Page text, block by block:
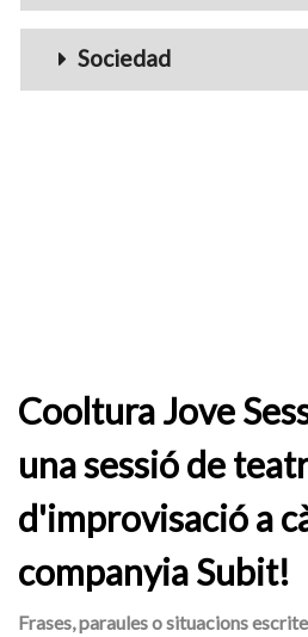
Sociedad
Cooltura Jove
una sessió de
d'improvisació a
companyia Subit!
Frases, paraules o situacions